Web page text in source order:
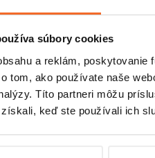
súbory cookies
a reklám,
tom, ako používate naše
Títo partneri môžu
keď ste používali ich